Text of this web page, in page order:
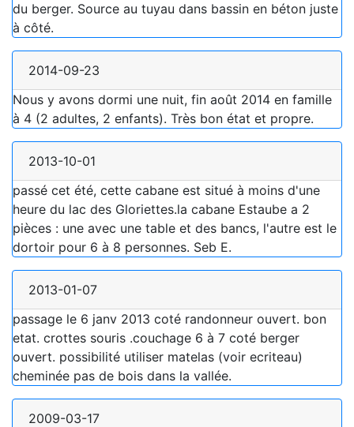
du berger. Source au tuyau dans bassin en béton juste
à côté.
2014-09-23
Nous y avons dormi une nuit, fin août 2014 en famille
à 4 (2 adultes, 2 enfants). Très bon état et propre.
2013-10-01
passé cet été, cette cabane est situé à moins d'une
heure du lac des Gloriettes.la cabane Estaube a 2
pièces : une avec une table et des bancs, l'autre est le
dortoir pour 6 à 8 personnes. Seb E.
2013-01-07
passage le 6 janv 2013 coté randonneur ouvert. bon
etat. crottes souris .couchage 6 à 7 coté berger
ouvert. possibilité utiliser matelas (voir ecriteau)
cheminée pas de bois dans la vallée.
2009-03-17